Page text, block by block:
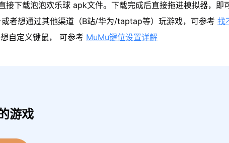
下载泡泡欢乐球 apk文件。下载完成后直接拖进模拟器，即
者想通过其他渠道（B站/华为/taptap等）玩游戏，可参考 找
自定义键鼠， 可参考 MuMu键位设置详解
游戏